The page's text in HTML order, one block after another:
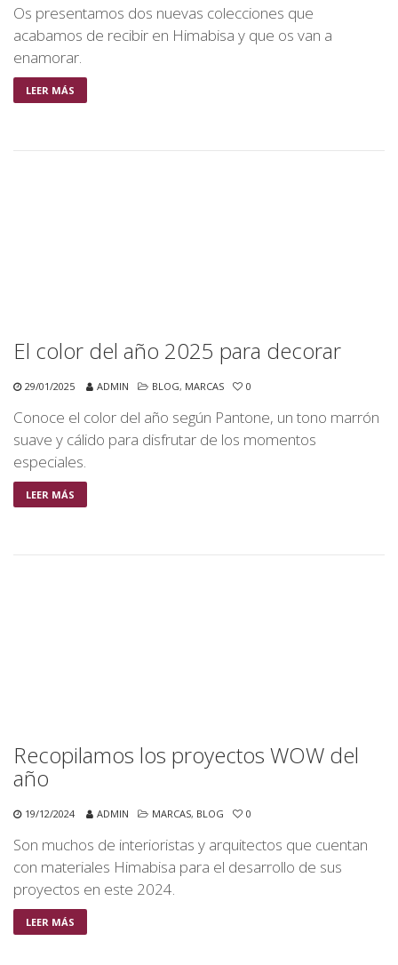
Os presentamos dos nuevas colecciones que
acabamos de recibir en Himabisa y que os van a
enamorar.
LEER MÁS
El color del año 2025 para decorar
29/01/2025 ADMIN BLOG, MARCAS 0
Conoce el color del año según Pantone, un tono marrón
suave y cálido para disfrutar de los momentos
especiales.
LEER MÁS
Recopilamos los proyectos WOW del
año
19/12/2024 ADMIN MARCAS, BLOG 0
Son muchos de interioristas y arquitectos que cuentan
con materiales Himabisa para el desarrollo de sus
proyectos en este 2024.
LEER MÁS